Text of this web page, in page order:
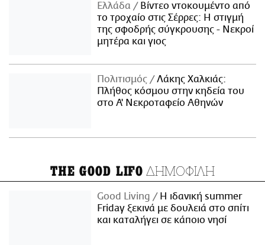
Ελλάδα
Βίντεο ντοκουμέντο από
το τροχαίο στις Σέρρες: Η στιγμή
της σφοδρής σύγκρουσης - Νεκροί
μητέρα και γιος
Πολιτισμός
Λάκης Χαλκιάς:
Πλήθος κόσμου στην κηδεία του
στο Α' Νεκροταφείο Αθηνών
THE GOOD LIFO ΔΗΜΟΦΙΛΗ
Good Living
Η ιδανική summer
Friday ξεκινά με δουλειά στο σπίτι
και καταλήγει σε κάποιο νησί